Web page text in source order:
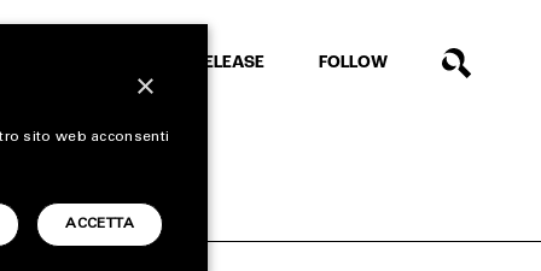
RELEASE FOLLOW
×
sito web acconsenti
ACCETTA